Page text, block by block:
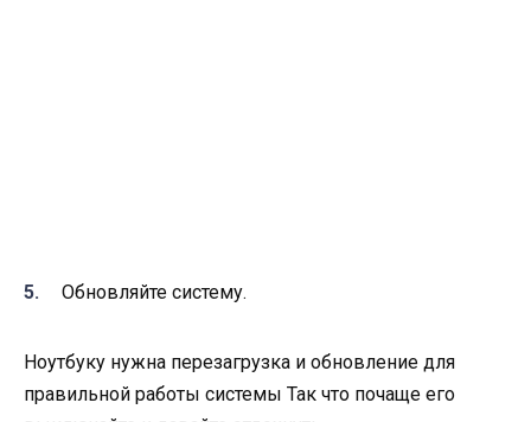
Обновляйте систему.
Ноутбуку нужна перезагрузка и обновление для
правильной работы системы Так что почаще его